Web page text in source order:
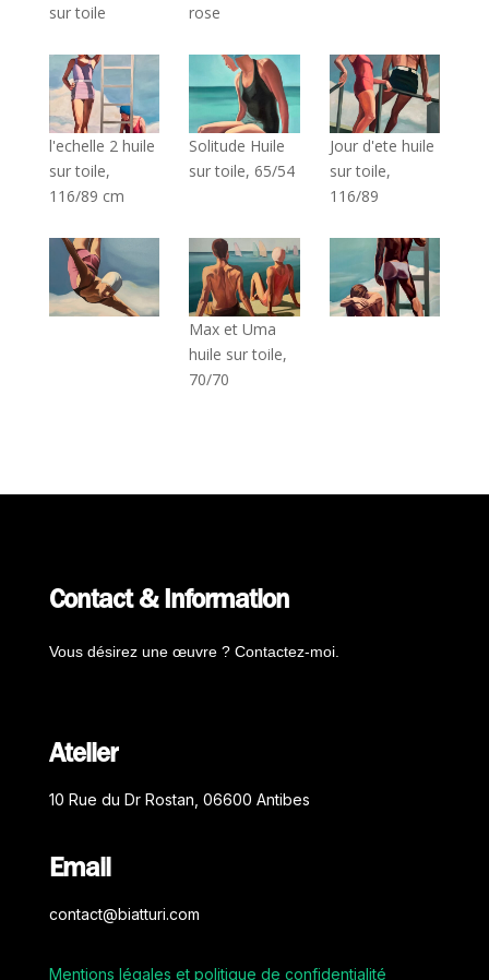
sur toile
rose
l'echelle 2 huile
sur toile,
116/89 cm
Solitude Huile
sur toile, 65/54
Jour d'ete huile
sur toile,
116/89
Max et Uma
huile sur toile,
70/70
Contact & Information
Vous désirez une œuvre ? Contactez-moi.
Atelier
10 Rue du Dr Rostan, 06600 Antibes
Email
contact@biatturi.com
Mentions légales et politique de confidentialité